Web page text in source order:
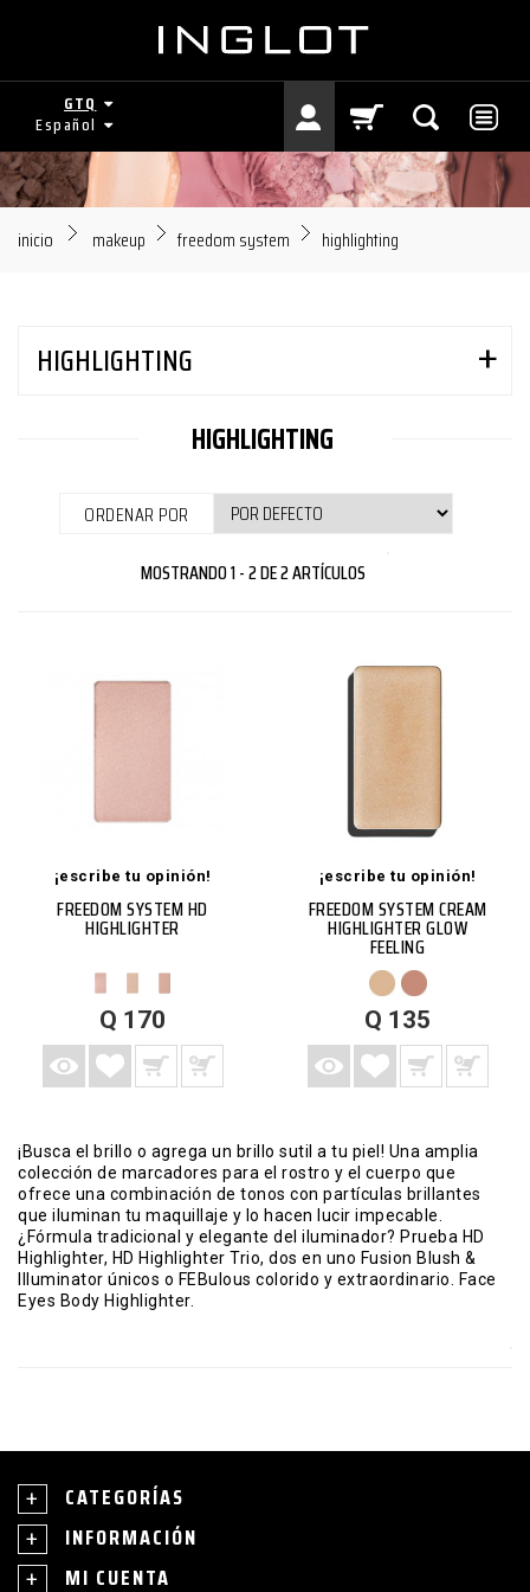
GTQ
Español
inicio makeup freedom system highlighting
HIGHLIGHTING
HIGHLIGHTING
ORDENAR POR
MOSTRANDO 1 - 2 DE 2 ARTÍCULOS
¡escribe tu opinión!
FREEDOM SYSTEM HD
HIGHLIGHTER
Q 170
¡escribe tu opinión!
FREEDOM SYSTEM CREAM
HIGHLIGHTER GLOW
FEELING
AGREGAR A LISTA DE DESEOS
VISTA RÁPIDA
AGREGAR A CARRITO
MÁS
Q 135
¡Busca el brillo o agrega un brillo sutil a tu piel! Una amplia
colección de marcadores para el rostro y el cuerpo que
ofrece una combinación de tonos con partículas brillantes
que iluminan tu maquillaje y lo hacen lucir impecable.
¿Fórmula tradicional y elegante del iluminador? Prueba HD
Highlighter, HD Highlighter Trio, dos en uno Fusion Blush &
Illuminator únicos o FEBulous colorido y extraordinario. Face
Eyes Body Highlighter.
CATEGORÍAS
INFORMACIÓN
MI CUENTA